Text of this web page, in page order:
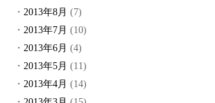
2013年8月 (7)
2013年7月 (10)
2013年6月 (4)
2013年5月 (11)
2013年4月 (14)